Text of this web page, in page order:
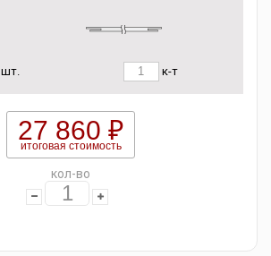
шт. к-т
27 860 ₽
итоговая стоимость
кол-во